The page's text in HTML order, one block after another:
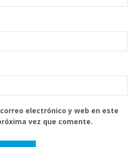
electrónico y web en este
vez que comente.